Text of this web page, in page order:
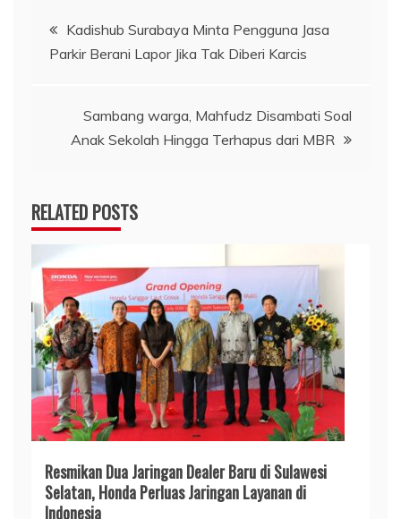
Navigasi
pos
Kadishub Surabaya Minta Pengguna Jasa
Parkir Berani Lapor Jika Tak Diberi Karcis
Sambang warga, Mahfudz Disambati Soal
Anak Sekolah Hingga Terhapus dari MBR
RELATED POSTS
Resmikan Dua Jaringan Dealer Baru di Sulawesi
Selatan, Honda Perluas Jaringan Layanan di
Indonesia